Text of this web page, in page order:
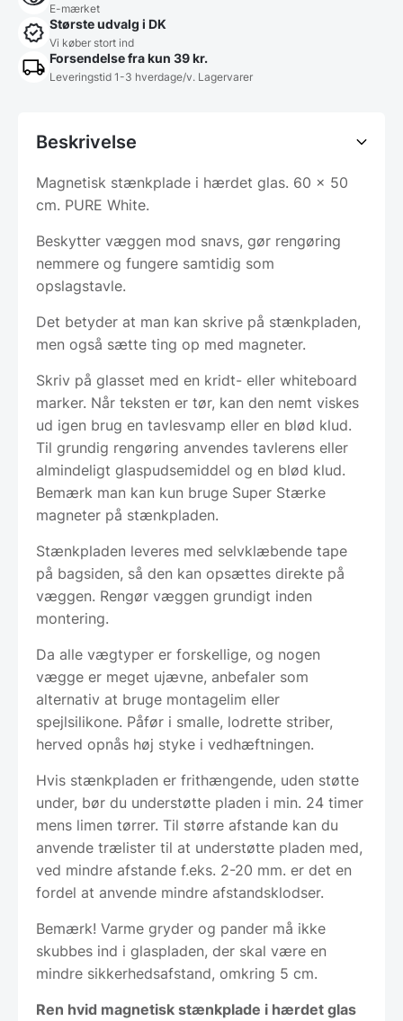
E-mærket
Største udvalg i DK
Vi køber stort ind
Forsendelse fra kun 39 kr.
Leveringstid 1-3 hverdage/v. Lagervarer
Beskrivelse
Magnetisk stænkplade i hærdet glas. 60 x 50
cm. PURE White.
Beskytter væggen mod snavs, gør rengøring
nemmere og fungere samtidig som
opslagstavle.
Det betyder at man kan skrive på stænkpladen,
men også sætte ting op med magneter.
Skriv på glasset med en kridt- eller whiteboard
marker. Når teksten er tør, kan den nemt viskes
ud igen brug en tavlesvamp eller en blød klud.
Til grundig rengøring anvendes tavlerens eller
almindeligt glaspudsemiddel og en blød klud.
Bemærk man kan kun bruge Super Stærke
magneter på stænkpladen.
Stænkpladen leveres med selvklæbende tape
på bagsiden, så den kan opsættes direkte på
væggen. Rengør væggen grundigt inden
montering.
Da alle vægtyper er forskellige, og nogen
vægge er meget ujævne, anbefaler som
alternativ at bruge montagelim eller
spejlsilikone. Påfør i smalle, lodrette striber,
herved opnås høj styke i vedhæftningen.
Hvis stænkpladen er frithængende, uden støtte
under, bør du understøtte pladen i min. 24 timer
mens limen tørrer. Til større afstande kan du
anvende trælister til at understøtte pladen med,
ved mindre afstande f.eks. 2-20 mm. er det en
fordel at anvende mindre afstandsklodser.
Bemærk! Varme gryder og pander må ikke
skubbes ind i glaspladen, der skal være en
mindre sikkerhedsafstand, omkring 5 cm.
Ren hvid magnetisk stænkplade i hærdet glas